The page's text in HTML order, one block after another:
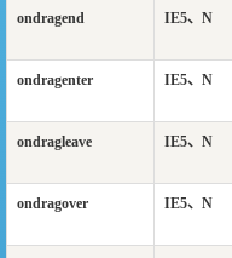
ondragend IE5、N
ondragenter IE5、N
ondragleave IE5、N
ondragover IE5、N